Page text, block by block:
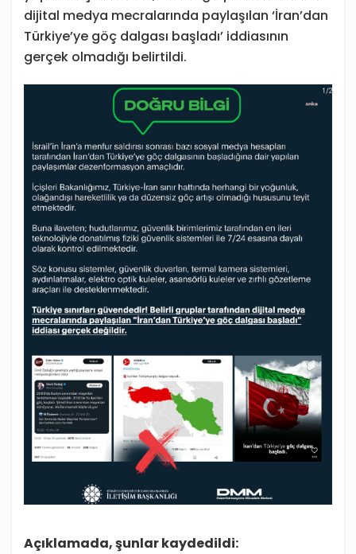
dijital medya mecralarında paylaşılan ‘İran’dan
Türkiye’ye göç dalgası başladı’ iddiasının
gerçek olmadığı belirtildi.
Açıklamada, şunlar kaydedildi: